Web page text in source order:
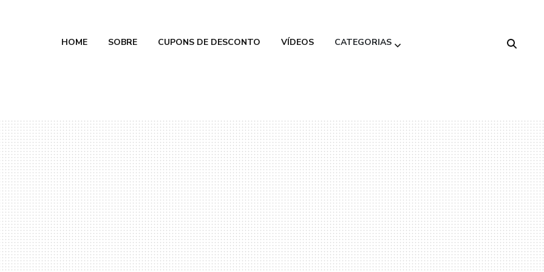
CalmonHOME SOBRE CUPONS DE DESCONTO VÍDEOS CATEGORIAS
Beleza
Decoração
Gastronomia
Moda
Variedades
Viagem